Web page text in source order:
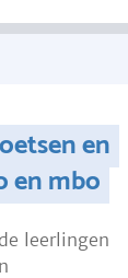
en
en mbo
leerlingen